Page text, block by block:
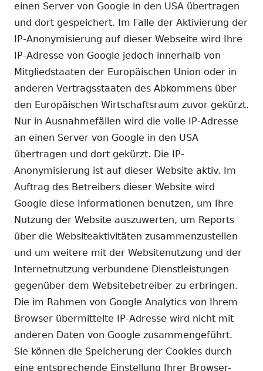
einen Server von Google in den USA übertragen
und dort gespeichert. Im Falle der Aktivierung der
IP-Anonymisierung auf dieser Webseite wird Ihre
IP-Adresse von Google jedoch innerhalb von
Mitgliedstaaten der Europäischen Union oder in
anderen Vertragsstaaten des Abkommens über
den Europäischen Wirtschaftsraum zuvor gekürzt.
Nur in Ausnahmefällen wird die volle IP-Adresse
an einen Server von Google in den USA
übertragen und dort gekürzt. Die IP-
Anonymisierung ist auf dieser Website aktiv. Im
Auftrag des Betreibers dieser Website wird
Google diese Informationen benutzen, um Ihre
Nutzung der Website auszuwerten, um Reports
über die Websiteaktivitäten zusammenzustellen
und um weitere mit der Websitenutzung und der
Internetnutzung verbundene Dienstleistungen
gegenüber dem Websitebetreiber zu erbringen.
Die im Rahmen von Google Analytics von Ihrem
Browser übermittelte IP-Adresse wird nicht mit
anderen Daten von Google zusammengeführt.
Sie können die Speicherung der Cookies durch
eine entsprechende Einstellung Ihrer Browser-